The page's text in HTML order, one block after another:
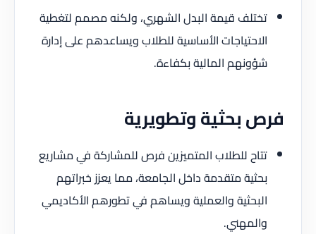
تختلف قيمة البدل الشهري، ولكنه مصمم لتغطية
الاحتياجات الأساسية للطلاب ويساعدهم على إدارة
شؤونهم المالية بكفاءة.
فرص بحثية وتطويرية
تتاح للطلاب المتميزين فرص للمشاركة في مشاريع
بحثية متقدمة داخل الجامعة، مما يعزز خبراتهم
البحثية والعملية ويساهم في تطورهم الأكاديمي
والمهني.